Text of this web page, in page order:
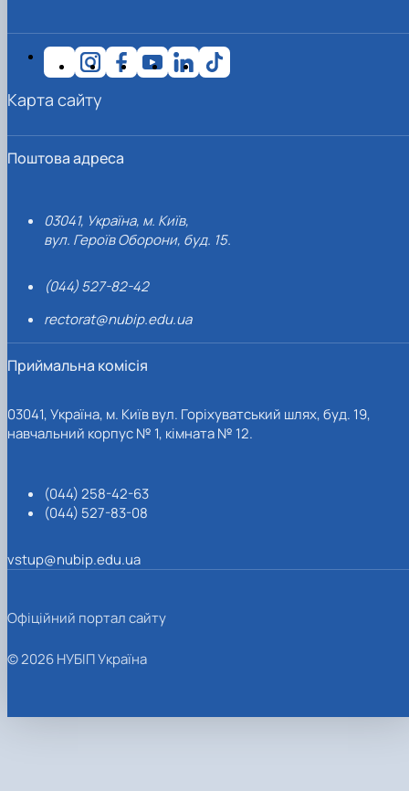
Поштова адреса
03041, Україна, м. Київ,
вул. Героїв Оборони, буд. 15.
(044) 527-82-42
rectorat@nubip.edu.ua
Приймальна комісія
03041, Україна, м. Київ вул. Горіхуватський шлях, буд. 19,
навчальний корпус № 1, кімната № 12.
(044) 258-42-63
(044) 527-83-08
vstup@nubip.edu.ua
Карта сайту
Офіційний портал сайту
© 2026 НУБІП Україна